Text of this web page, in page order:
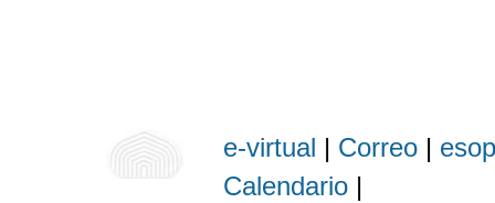
e-virtual Correo|
Calendario|